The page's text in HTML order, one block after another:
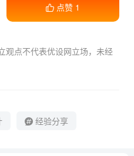
点赞 1
观点不代表优设网立场， 未经
经验分享